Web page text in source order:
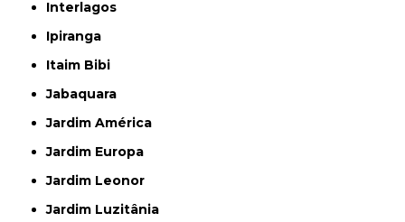
Interlagos
Ipiranga
Itaim Bibi
Jabaquara
Jardim América
Jardim Europa
Jardim Leonor
Jardim Luzitânia